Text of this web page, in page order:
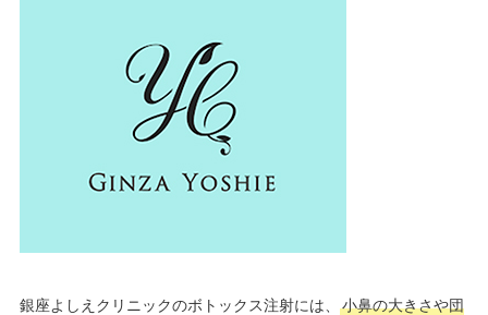
銀座よしえクリニックのボトックス注射には、
小鼻の大きさや団